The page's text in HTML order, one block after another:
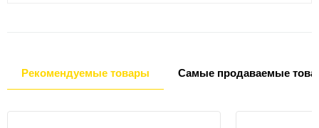
Рекомендуемые товары Самые продаваемые